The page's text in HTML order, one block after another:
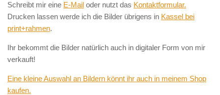
Schreibt mir eine E-Mail oder nutzt das Kontaktformular.
Drucken lassen werde ich die Bilder übrigens in Kassel bei
print+rahmen.
Ihr bekommt die Bilder natürlich auch in digitaler Form von mir
verkauft!
Eine kleine Auswahl an Bildern könnt ihr auch in meinem Shop
kaufen.